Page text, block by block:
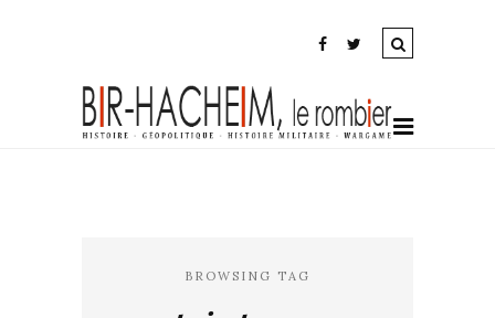
BROWSING TAG